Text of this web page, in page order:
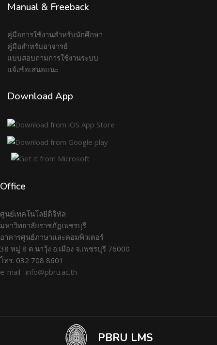
Manual & Freeback
คู่มือการใช้งานสำหรับนักศึกษา
คู่มือสำหรับอาจารย์
แบบสอบถามการใช้งานระบบ
แจ้งข้อเสนอแนะ
Download App
Office
ศูนย์เทคโนโลยีดิจิทัล
มหาวิทยาลัยราชภัฏเพชรบุรี
อาคารศูนย์ภาษาและคอมพิวเตอร์
38 หมู่ 8 ต.นาวุ้ง อ.เมือง จ.เพชรบุรี 76000
โทร. 032 708 8601
e-mail : info@pbru.ac.th
PBRU LMS